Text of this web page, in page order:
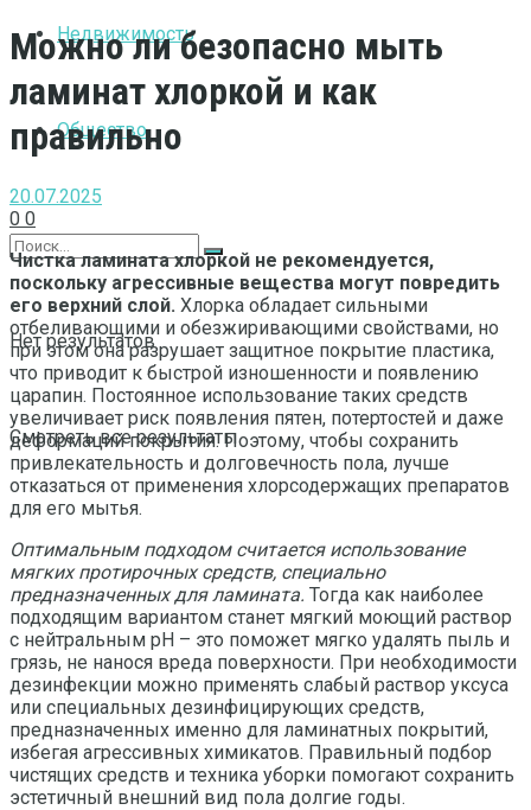
Недвижимость
Общество
Нет результатов
Смотреть все результаты
Можно ли безопасно мыть
ламинат хлоркой и как
правильно
20.07.2025
0 0
Чистка ламината хлоркой не рекомендуется,
поскольку агрессивные вещества могут повредить
его верхний слой. Хлорка обладает сильными
отбеливающими и обезжиривающими свойствами, но
при этом она разрушает защитное покрытие пластика,
что приводит к быстрой изношенности и появлению
царапин. Постоянное использование таких средств
увеличивает риск появления пятен, потертостей и даже
деформаций покрытия. Поэтому, чтобы сохранить
привлекательность и долговечность пола, лучше
отказаться от применения хлорсодержащих препаратов
для его мытья.
Оптимальным подходом считается использование
мягких протирочных средств, специально
предназначенных для ламината. Тогда как наиболее
подходящим вариантом станет мягкий моющий раствор
с нейтральным pH – это поможет мягко удалять пыль и
грязь, не нанося вреда поверхности. При необходимости
дезинфекции можно применять слабый раствор уксуса
или специальных дезинфицирующих средств,
предназначенных именно для ламинатных покрытий,
избегая агрессивных химикатов. Правильный подбор
чистящих средств и техника уборки помогают сохранить
эстетичный внешний вид пола долгие годы.